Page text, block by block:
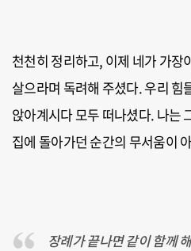
천천히 정리하고, 이제 네가 가장
살으라며 독려해 주셨다. 우리 힘
앉아계시다 모두 떠나셨다. 나는
집에 돌아가던 순간의 무서움이
장례가 끝나면 같이 함께